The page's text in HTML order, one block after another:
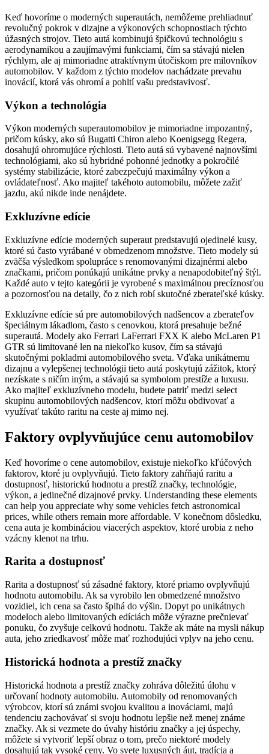
Keď hovoríme o moderných superautách, nemôžeme prehliadnuť
revolučný pokrok v dizajne a výkonových schopnostiach týchto
úžasných strojov. Tieto autá kombinujú špičkovú technológiu s
aerodynamikou a zaujímavými funkciami, čím sa stávajú nielen
rýchlym, ale aj mimoriadne atraktívnym útočiskom pre milovníkov
automobilov. V každom z týchto modelov nachádzate prevahu
inovácií, ktorá vás ohromí a pohltí vašu predstavivosť.
Výkon a technológia
Výkon moderných superautomobilov je mimoriadne impozantný,
pričom kúsky, ako sú Bugatti Chiron alebo Koenigsegg Regera,
dosahujú ohromujúce rýchlosti. Tieto autá sú vybavené najnovšími
technológiami, ako sú hybridné pohonné jednotky a pokročilé
systémy stabilizácie, ktoré zabezpečujú maximálny výkon a
ovládateľnosť. Ako majiteľ takéhoto automobilu, môžete zažiť
jazdu, akú nikde inde nenájdete.
Exkluzívne edície
Exkluzívne edície moderných superaut predstavujú ojedinelé kusy,
ktoré sú často vyrábané v obmedzenom množstve. Tieto modely sú
zväčša výsledkom spolupráce s renomovanými dizajnérmi alebo
značkami, pričom ponúkajú unikátne prvky a nenapodobiteľný štýl.
Každé auto v tejto kategórii je vyrobené s maximálnou precíznosťou
a pozornosťou na detaily, čo z nich robí skutočné zberateľské kúsky.
Exkluzívne edície sú pre automobilových nadšencov a zberateľov
špeciálnym lákadlom, často s cenovkou, ktorá presahuje bežné
superautá. Modely ako Ferrari LaFerrari FXX K alebo McLaren P1
GTR sú limitované len na niekoľko kusov, čím sa stávajú
skutočnými pokladmi automobilového sveta. Vďaka unikátnemu
dizajnu a vylepšenej technológii tieto autá poskytujú zážitok, ktorý
nezískate s ničím iným, a stávajú sa symbolom prestíže a luxusu.
Ako majiteľ exkluzívneho modelu, budete patriť medzi select
skupinu automobilových nadšencov, ktorí môžu obdivovať a
využívať takúto raritu na ceste aj mimo nej.
Faktory ovplyvňujúce cenu automobilov
Keď hovoríme o cene automobilov, existuje niekoľko kľúčových
faktorov, ktoré ju ovplyvňujú. Tieto faktory zahŕňajú raritu a
dostupnosť, historickú hodnotu a prestíž značky, technológie,
výkon, a jedinečné dizajnové prvky. Understanding these elements
can help you appreciate why some vehicles fetch astronomical
prices, while others remain more affordable. V konečnom dôsledku,
cena auta je kombináciou viacerých aspektov, ktoré urobia z neho
vzácny klenot na trhu.
Rarita a dostupnosť
Rarita a dostupnosť sú zásadné faktory, ktoré priamo ovplyvňujú
hodnotu automobilu. Ak sa vyrobilo len obmedzené množstvo
vozidiel, ich cena sa často šplhá do výšin. Dopyt po unikátnych
modeloch alebo limitovaných edíciách môže výrazne prečnievať
ponuku, čo zvyšuje celkovú hodnotu. Takže ak máte na mysli nákup
auta, jeho zriedkavosť môže mať rozhodujúci vplyv na jeho cenu.
Historická hodnota a prestíž značky
Historická hodnota a prestíž značky zohráva dôležitú úlohu v
určovaní hodnoty automobilu. Automobily od renomovaných
výrobcov, ktorí sú známi svojou kvalitou a inováciami, majú
tendenciu zachovávať si svoju hodnotu lepšie než menej známe
značky. Ak si vezmete do úvahy históriu značky a jej úspechy,
môžete si vytvoriť lepší obraz o tom, prečo niektoré modely
dosahujú tak vysoké ceny. Vo svete luxusných áut, tradícia a